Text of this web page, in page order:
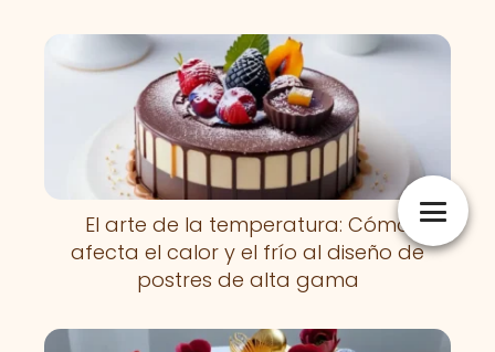
El arte de la temperatura: Cómo
afecta el calor y el frío al diseño de
postres de alta gama